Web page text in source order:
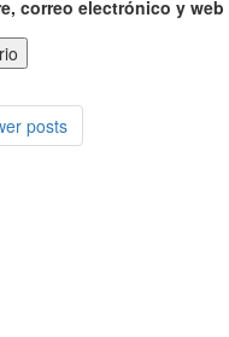
correo electrónico y
posts